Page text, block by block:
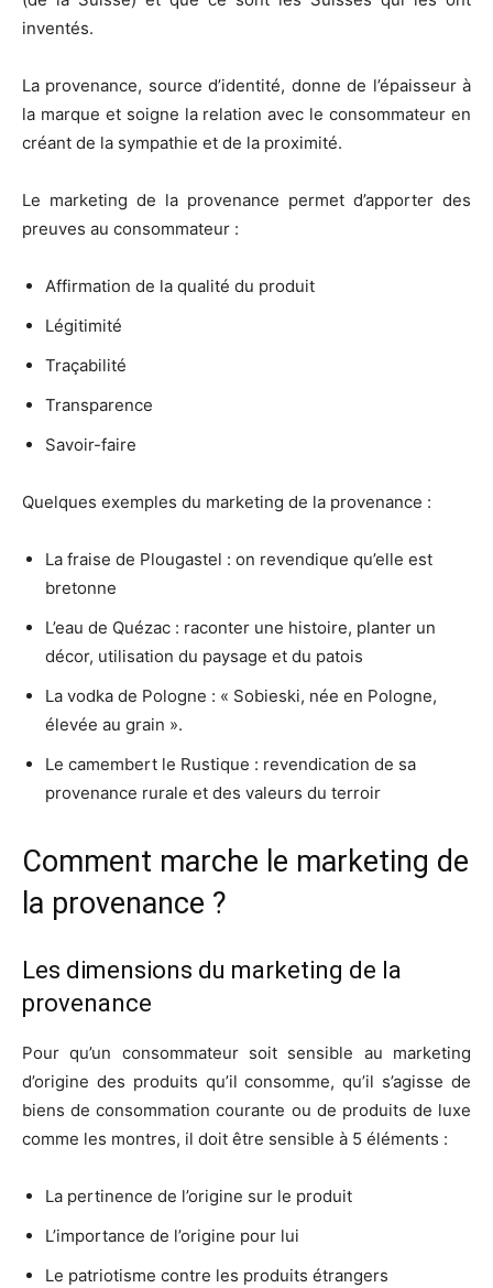
inventés.
La provenance, source d’identité, donne de l’épaisseur à
la marque et soigne la relation avec le consommateur en
créant de la sympathie et de la proximité.
Le marketing de la provenance permet d’apporter des
preuves au consommateur :
Affirmation de la qualité du produit
Légitimité
Traçabilité
Transparence
Savoir-faire
Quelques exemples du marketing de la provenance :
La fraise de Plougastel : on revendique qu’elle est
bretonne
L’eau de Quézac : raconter une histoire, planter un
décor, utilisation du paysage et du patois
La vodka de Pologne : « Sobieski, née en Pologne,
élevée au grain ».
Le camembert le Rustique : revendication de sa
provenance rurale et des valeurs du terroir
Comment marche le marketing de
la provenance ?
Les dimensions du marketing de la
provenance
Pour qu’un consommateur soit sensible au marketing
d’origine des produits qu’il consomme, qu’il s’agisse de
biens de consommation courante ou de produits de luxe
comme les montres, il doit être sensible à 5 éléments :
La pertinence de l’origine sur le produit
L’importance de l’origine pour lui
Le patriotisme contre les produits étrangers